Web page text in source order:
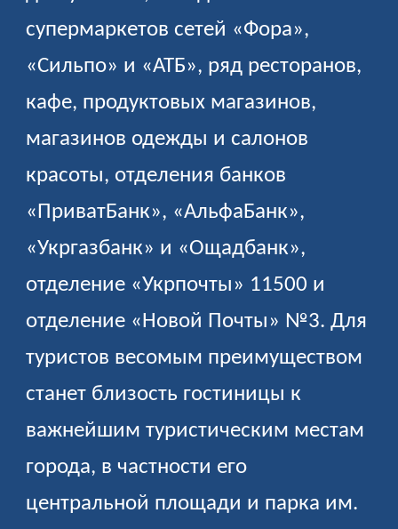
супермаркетов сетей «Фора»,
«Сильпо» и «АТБ», ряд ресторанов,
кафе, продуктовых магазинов,
магазинов одежды и салонов
красоты, отделения банков
«ПриватБанк», «АльфаБанк»,
«Укргазбанк» и «Ощадбанк»,
отделение «Укрпочты» 11500 и
отделение «Новой Почты» №3. Для
туристов весомым преимуществом
станет близость гостиницы к
важнейшим туристическим местам
города, в частности его
центральной площади и парка им.